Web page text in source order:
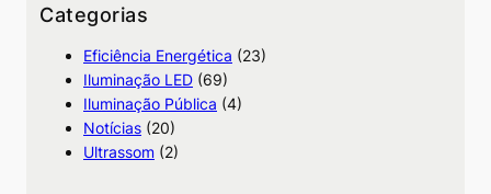
u
Categorias
Eficiência Energética (23)
Iluminação LED (69)
Iluminação Pública (4)
Notícias (20)
Ultrassom (2)